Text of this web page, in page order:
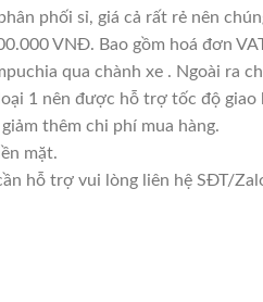
phối sỉ, giá cả rất rẻ nên
VNĐ. Bao gồm hoá đơn
qua chành xe . Ngoài ra
1 nên được hỗ trợ tốc độ
thêm chi phí mua hàng.
mặt.
hỗ trợ vui lòng liên hệ SĐT/